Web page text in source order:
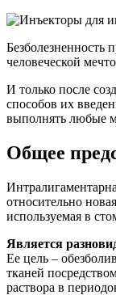
Безболезненность
человеческой
И только после
способов их
выполнять любые
Общее
относительно
используемая в
Является
Ее цель –
тканей
раствора в